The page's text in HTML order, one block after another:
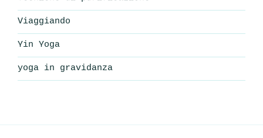
Viaggiando
Yin Yoga
yoga in gravidanza